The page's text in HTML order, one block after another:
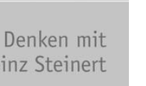
272 Seiten
ISBN: 978-3-89691-
072-1